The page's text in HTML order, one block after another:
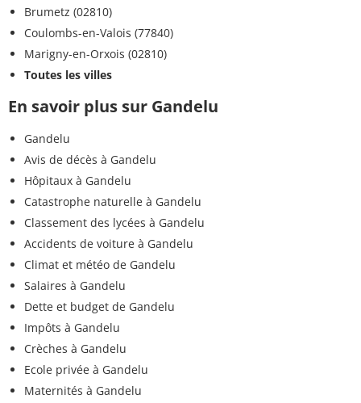
Brumetz (02810)
Coulombs-en-Valois (77840)
Marigny-en-Orxois (02810)
Toutes les villes
En savoir plus sur Gandelu
Gandelu
Avis de décès à Gandelu
Hôpitaux à Gandelu
Catastrophe naturelle à Gandelu
Classement des lycées à Gandelu
Accidents de voiture à Gandelu
Climat et météo de Gandelu
Salaires à Gandelu
Dette et budget de Gandelu
Impôts à Gandelu
Crèches à Gandelu
Ecole privée à Gandelu
Maternités à Gandelu